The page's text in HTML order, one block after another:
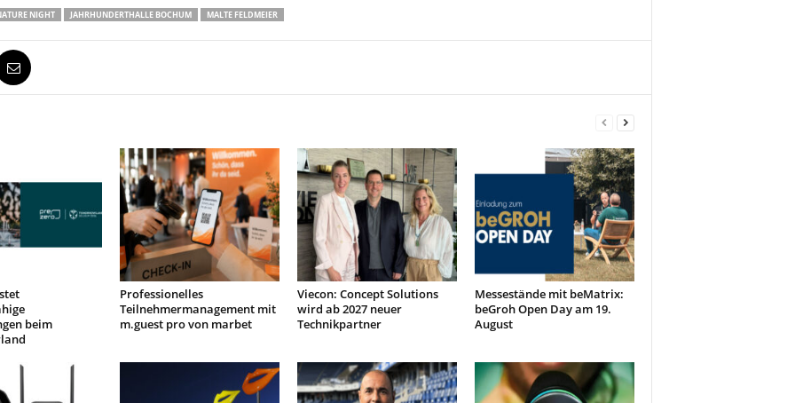
NIGHT JAHRHUNDERTHALLE BOCHUM MALTE FELDMEIER
beim
Professionelles
Teilnehmermanagement mit
m.guest pro von marbet
Viecon: Concept Solutions
wird ab 2027 neuer
Technikpartner
Messestände mit beMatrix:
beGroh Open Day am 19.
August